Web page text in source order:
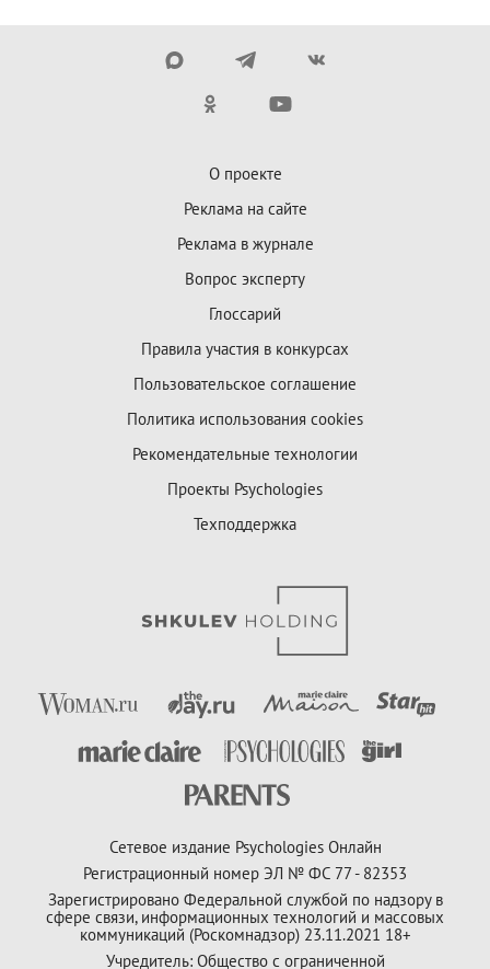
О проекте
Реклама на сайте
Реклама в журнале
Вопрос эксперту
Глоссарий
Правила участия в конкурсах
Пользовательское соглашение
Политика использования cookies
Рекомендательные технологии
Проекты Psychologies
Техподдержка
Сетевое издание Psychologies Онлайн
Регистрационный номер ЭЛ № ФС 77 - 82353
Зарегистрировано Федеральной службой по надзору в
сфере связи, информационных технологий и массовых
коммуникаций (Роскомнадзор) 23.11.2021 18+
Учредитель: Общество с ограниченной